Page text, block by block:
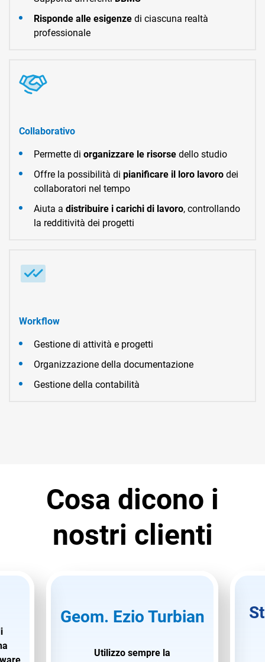
Risponde alle esigenze di ciascuna realtà
professionale
Collaborativo
Permette di organizzare le risorse dello studio
Offre la possibilità di pianificare il loro lavoro dei
collaboratori nel tempo
Aiuta a distribuire i carichi di lavoro, controllando
la redditività dei progetti
Workflow
Gestione di attività e progetti
Organizzazione della documentazione
Gestione della contabilità
Cosa dicono i
nostri clienti
Geom. Ezio Turbian
Utilizzo sempre la